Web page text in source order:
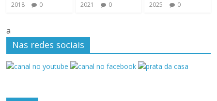
2018
0
2021
0
2025
0
a
Nas redes sociais